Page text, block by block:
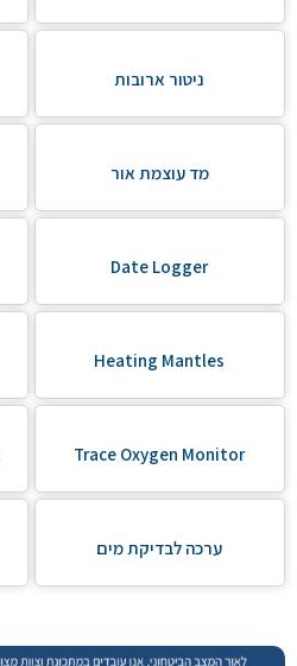
ניטור ארובות
מד עוצמת אור
Date Logger
Heating Mantles
Trace Oxygen Monitor
ערכה לבדיקת מים